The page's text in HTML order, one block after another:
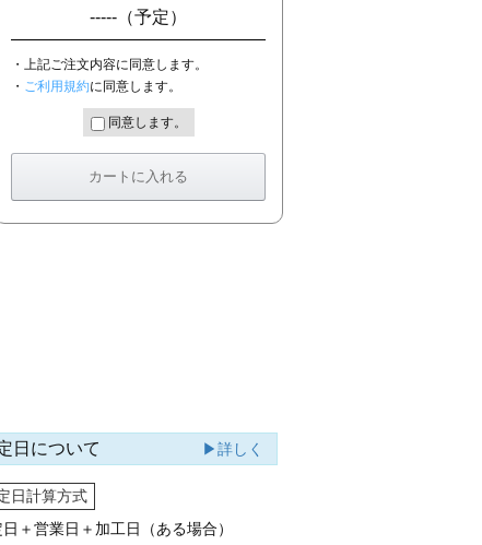
----- （予定）
・上記ご注文内容に同意します。
・ ご利用規約に同意します。
同意します。
日について ▶詳しく
日計算方式
＋営業日＋加工日（ある場合）